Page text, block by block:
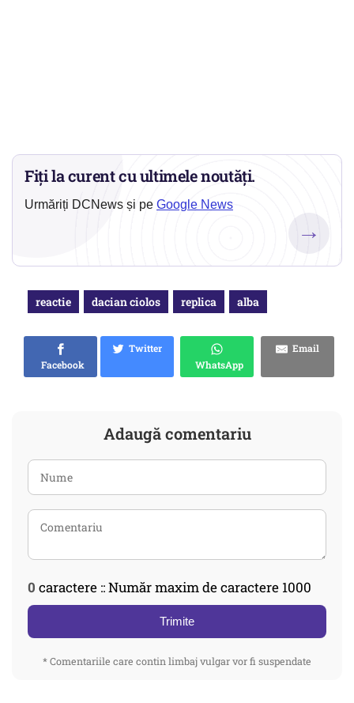
Fiți la curent cu ultimele noutăți.
Urmăriți DCNews și pe Google News
→
reactie dacian ciolos replica alba
Facebook
Twitter
WhatsApp
Email
Adaugă comentariu
0 caractere :: Număr maxim de caractere 1000
Trimite
* Comentariile care contin limbaj vulgar vor fi suspendate